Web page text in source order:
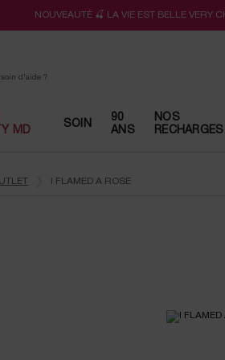
NOUVEAUTÉ 🍒 LA VIE EST BELLE VERY
d'aide ?
MD
SOIN
90
ANS
NOS
RECHARGES
I FLAMED A ROSE